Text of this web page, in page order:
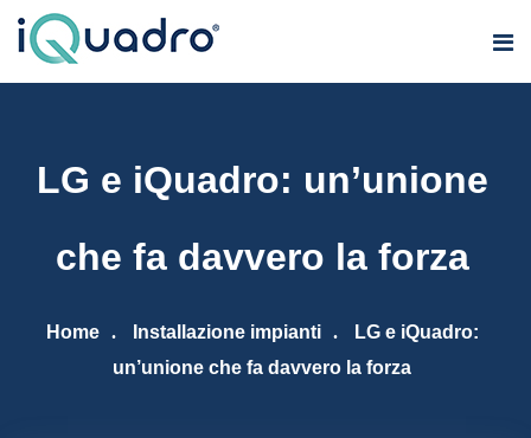
LG e iQuadro: un’unione
che fa davvero la forza
Home Installazione impianti
LG e iQuadro:
un’unione che fa davvero la forza